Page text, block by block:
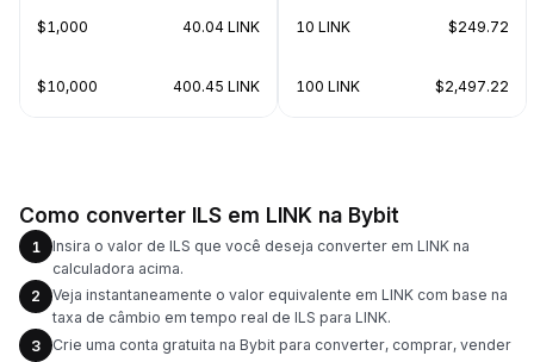
$1,000 40.04 LINK
$10,000 400.45 LINK
10 LINK $249.72
100 LINK $2,497.22
Como converter ILS em LINK na Bybit
1
Insira o valor de ILS que você deseja converter em LINK na
calculadora acima.
2
Veja instantaneamente o valor equivalente em LINK com base na
taxa de câmbio em tempo real de ILS para LINK.
3
Crie uma conta gratuita na Bybit para converter, comprar, vender